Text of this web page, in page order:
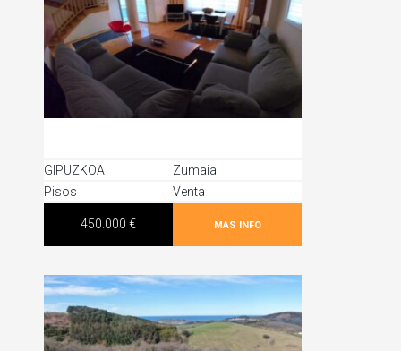
GIPUZKOA
Zumaia
Pisos
Venta
450.000 € MAS INFO